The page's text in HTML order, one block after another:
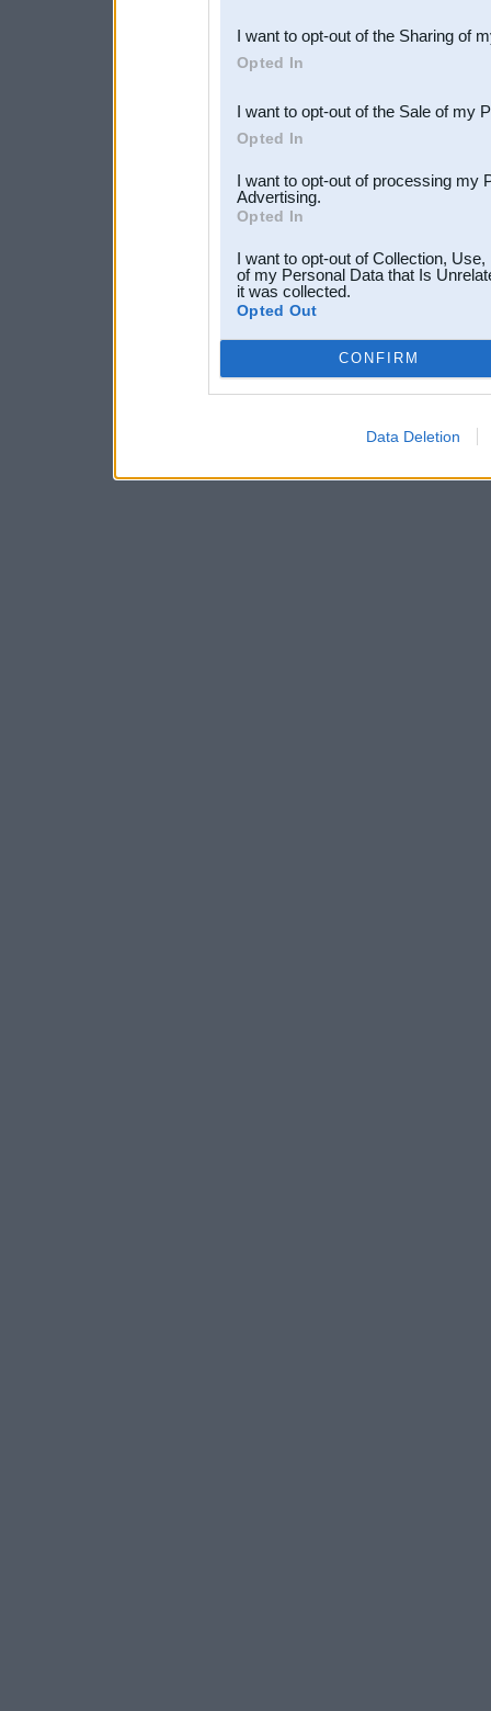
Downstream Participants
third parties.
I want to opt-out of the Sharing of
Opted In
I want to opt-out of the Sale of my
Opted In
I want to opt-out of processing my
Advertising.
Opted In
I want to opt-out of Collection,
of my Personal Data that Is
it was collected.
Opted Out
CONFIRM
Data Deletion